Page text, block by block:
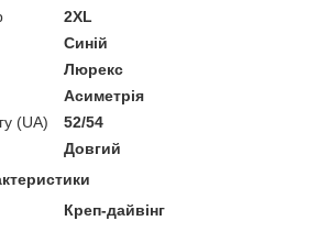
2XL
Синій
Люрекс
Асиметрія
(UA)
52/54
Довгий
Креп-дайвінг